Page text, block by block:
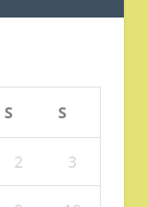
S S
2 3